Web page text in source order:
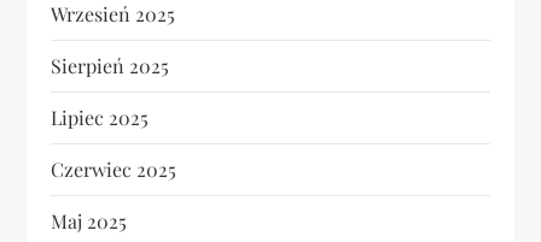
Wrzesień 2025
Sierpień 2025
Lipiec 2025
Czerwiec 2025
Maj 2025